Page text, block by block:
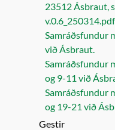
23512 Ásbraut,
v.0.6_250314.pdf
Samráðsfundur
við Ásbraut.
Samráðsfundur
og 9-11 við
Samráðsfundur
og 19-21 við
Gestir